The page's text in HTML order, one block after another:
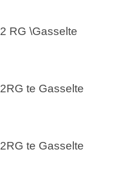
RG \Gasselte
te Gasselte
te Gasselte